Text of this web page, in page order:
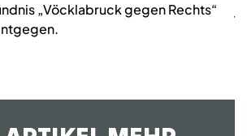
„Vöcklabruck gegen Rechts“